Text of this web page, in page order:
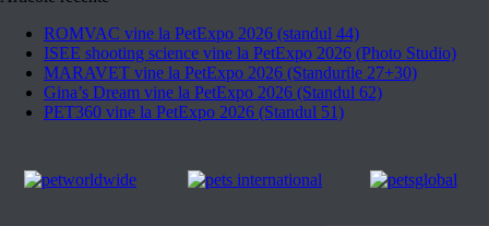
ROMVAC vine la PetExpo 2026 (standul 44)
ISEE shooting science vine la PetExpo 2026 (Photo Studio)
MARAVET vine la PetExpo 2026 (Standurile 27+30)
Gina’s Dream vine la PetExpo 2026 (Standul 62)
PET360 vine la PetExpo 2026 (Standul 51)